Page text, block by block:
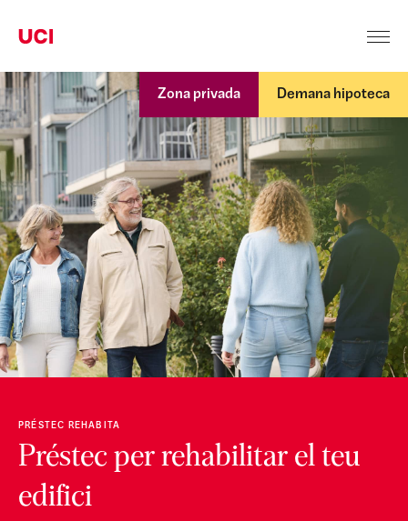
Zona privada Demana hipoteca
PRÉSTEC REHABITA
Préstec per rehabilitar el teu
edifici